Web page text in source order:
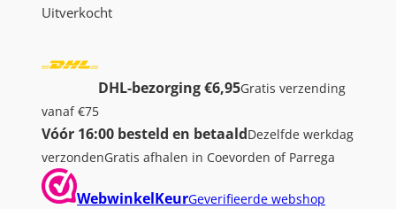
Uitverkocht
DHL-bezorging €6,95Gratis verzending
vanaf €75
Vóór 16:00 besteld en betaaldDezelfde werkdag
verzondenGratis afhalen in Coevorden of Parrega
WebwinkelKeurGeverifieerde webshop